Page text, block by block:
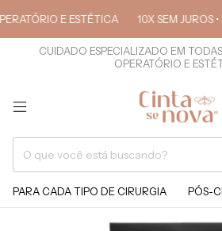
E ESTÉTICA 10X SEM JUROS •
CUIDADO ESPECIALIZADO EM
OPERATÓRIO E
PARA CADA TIPO DE CIRURGIA PÓS-